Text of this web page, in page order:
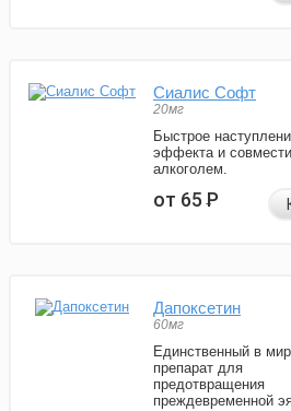
Сиалис Софт
20мг
Быстрое
эффекта и
алкоголем.
от 65Р
Дапоксетин
60мг
Единственный в
препарат для
предотвращения
преждевременной